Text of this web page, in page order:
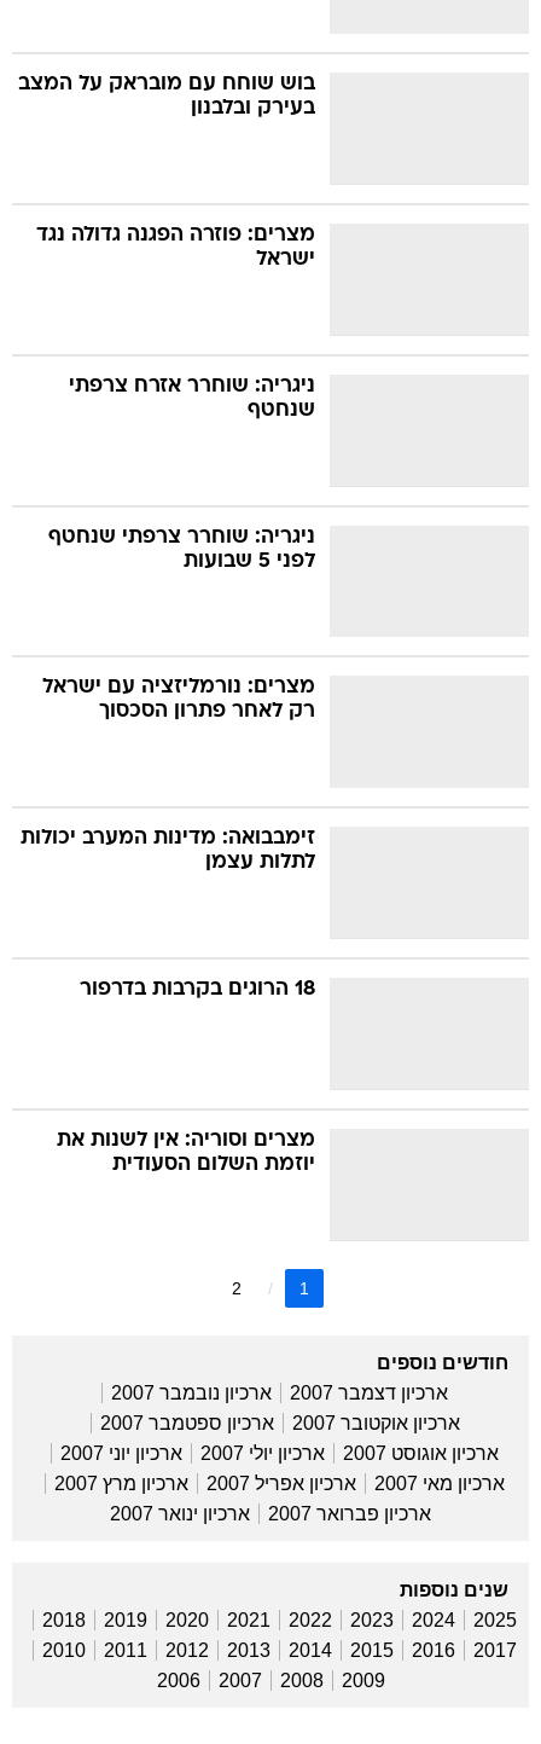
בוש שוחח עם מובראק על המצב
בעירק ובלבנון
מצרים: פוזרה הפגנה גדולה נגד
ישראל
ניגריה: שוחרר אזרח צרפתי
שנחטף
ניגריה: שוחרר צרפתי שנחטף
לפני 5 שבועות
מצרים: נורמליזציה עם ישראל
רק לאחר פתרון הסכסוך
זימבבואה: מדינות המערב יכולות
לתלות עצמן
18 הרוגים בקרבות בדרפור
מצרים וסוריה: אין לשנות את
יוזמת השלום הסעודית
1
2
חודשים נוספים
ארכיון דצמבר 2007
ארכיון נובמבר 2007
ארכיון אוקטובר 2007
ארכיון ספטמבר 2007
ארכיון אוגוסט 2007
ארכיון יולי 2007
ארכיון יוני 2007
ארכיון מאי 2007
ארכיון אפריל 2007
ארכיון מרץ 2007
ארכיון פברואר 2007
ארכיון ינואר 2007
שנים נוספות
2025
2024
2023
2022
2021
2020
2019
2018
2017
2016
2015
2014
2013
2012
2011
2010
2009
2008
2007
2006